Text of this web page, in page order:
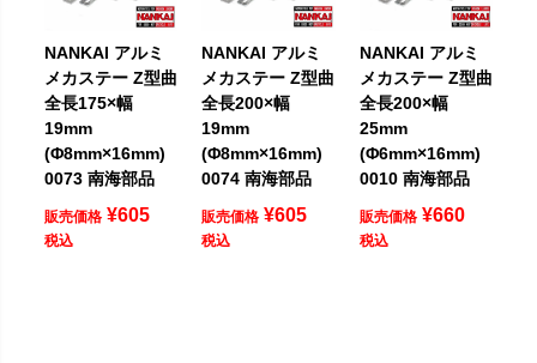
NANKAI アルミ
メカステー Z型曲
全長175×幅
19mm
(Φ8mm×16mm)
0073 南海部品
販売価格 ¥605
税込
NANKAI アルミ
メカステー Z型曲
全長200×幅
19mm
(Φ8mm×16mm)
0074 南海部品
販売価格 ¥605
税込
NANKAI アルミ
メカステー Z型曲
全長200×幅
25mm
(Φ6mm×16mm)
0010 南海部品
販売価格 ¥660
税込